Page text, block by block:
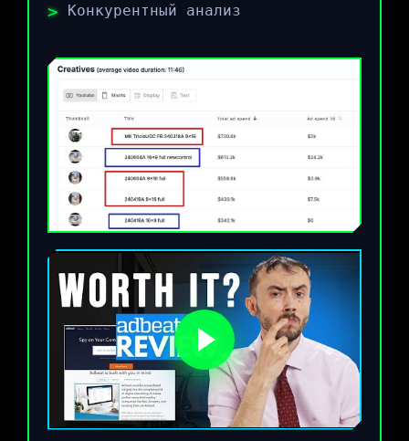
Конкурентный анализ